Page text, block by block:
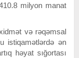
milyon manat
və rəqəmsal
istiqamətlərdə ən
həyat sığortası